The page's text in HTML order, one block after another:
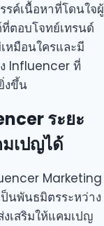
รค์เนื้อหาที่โดนใจผู้
ตอบโจทย์เทรนด์
หมือนใครและมี
Influencer ที่
งขึ้น
ระยะ
เปญได้
Marketing
นพันธมิตรระหว่าง
เสริมให้แคมเปญ